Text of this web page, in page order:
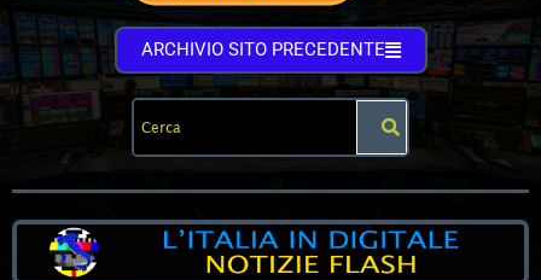
ARCHIVIO SITO PRECEDENTE